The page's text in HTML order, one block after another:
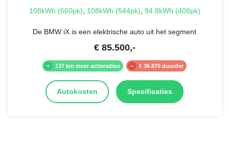
108kWh (660pk), 108kWh (544pk), 94.8kWh (408pk)
De BMW iX is een elektrische auto uit het segment
€ 85.500,-
137 km meer actieradius € 36.870 duurder
Autokosten Specificaties